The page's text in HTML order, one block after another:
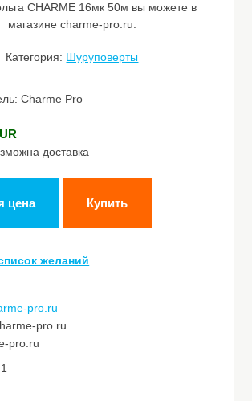
CHARME 16мк 50м вы можете в
магазине charme-pro.ru.
Категория: Шуруповерты
Charme Pro
доставка
цена Купить
желаний
pro.ru
pro.ru
pro.ru